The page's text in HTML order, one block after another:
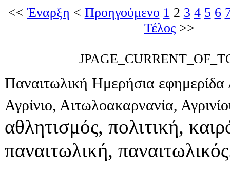
<<Έναρξη < Προηγούμενο 1 2 3 4 5 6
Τέλος >>
Παναιτωλική Ημερήσια εφημερίδα
Αγρίνιο, Αιτωλοακαρνανία,
αθλητισμός, πολιτική,
παναιτωλική,